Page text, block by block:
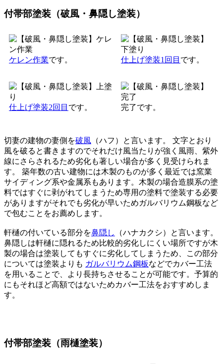
付帯部塗装（破風・鼻隠し塗装）
ケレン作業です。 仕上げ塗装1回目 です。
仕上げ塗装2回目 です。 完了です。
切妻の建物の妻側を破風 （ハフ）と言います。 文字とおり
風を破ると書きますのでそれだけ風当たりが強く風雨、紫外
線にさらされるため劣化も著しい場合が多く見受けられま
す。 築年数の古い建物には木製のものが多く最近では窯業
サイディング系や金属系もあります。木製の場合造膜系の塗
料ではすぐに剥がれてしまうため専用の塗料で塗装する必要
がありますがそれでも劣化が早いためガルバリウム鋼板など
で包むことをお薦めします。
軒樋の付いている部分を鼻隠し
（ハナカクシ）と言います。
鼻隠しは軒樋に隠れるため比較的劣化しにくい場所ですが木
製の場合は塗装してもすぐに劣化してしまうため、この部分
については塗装よりも ガルバリウム鋼板などでカバー工法
を用いることで、より長持ちさせることが可能です。予算的
にもそれほど高額ではないためカバー工法をおすすめしま
す。
付帯部塗装（雨樋塗装）